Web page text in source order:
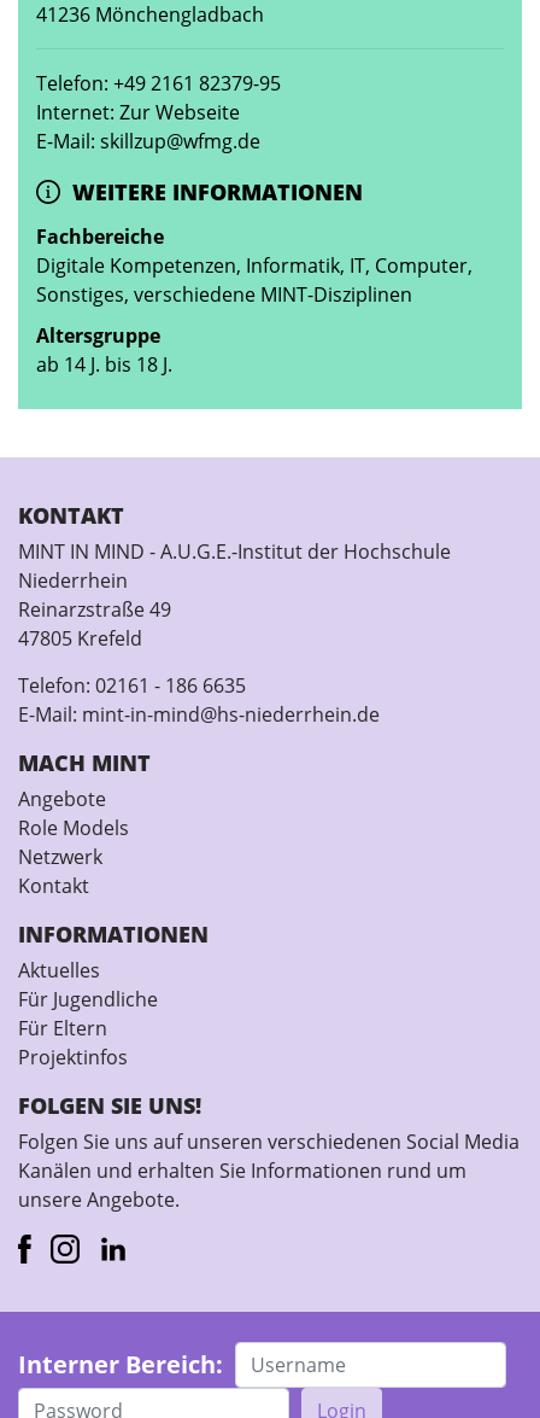
41236 Mönchengladbach
Telefon: +49 2161 82379-95
Internet: Zur Webseite
E-Mail: skillzup@wfmg.de
WEITERE INFORMATIONEN
Fachbereiche
Digitale Kompetenzen, Informatik, IT, Computer,
Sonstiges, verschiedene MINT-Disziplinen
Altersgruppe
ab 14 J. bis 18 J.
KONTAKT
MINT IN MIND - A.U.G.E.-Institut der Hochschule
Niederrhein
Reinarzstraße 49
47805 Krefeld
Telefon: 02161 - 186 6635
E-Mail: mint-in-mind@hs-niederrhein.de
MACH MINT
Angebote
Role Models
Netzwerk
Kontakt
INFORMATIONEN
Aktuelles
Für Jugendliche
Für Eltern
Projektinfos
FOLGEN SIE UNS!
Folgen Sie uns auf unseren verschiedenen Social Media
Kanälen und erhalten Sie Informationen rund um
unsere Angebote.
Interner Bereich:
Login